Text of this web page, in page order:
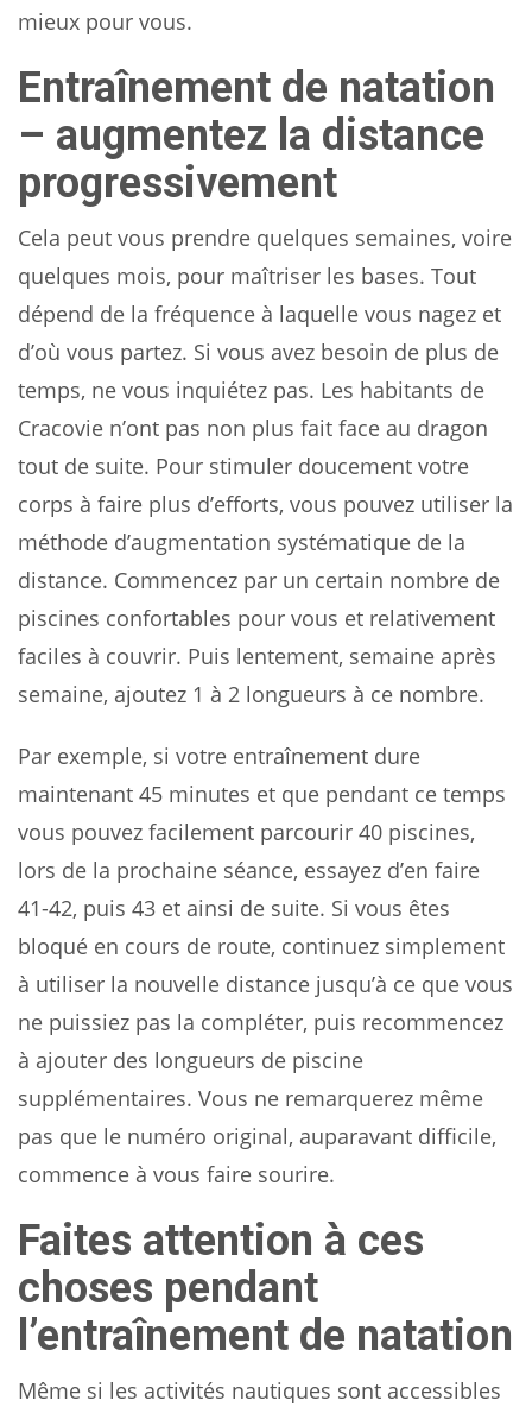
mieux pour vous.
Entraînement de natation
– augmentez la distance
progressivement
Cela peut vous prendre quelques semaines, voire
quelques mois, pour maîtriser les bases. Tout
dépend de la fréquence à laquelle vous nagez et
d’où vous partez. Si vous avez besoin de plus de
temps, ne vous inquiétez pas. Les habitants de
Cracovie n’ont pas non plus fait face au dragon
tout de suite. Pour stimuler doucement votre
corps à faire plus d’efforts, vous pouvez utiliser la
méthode d’augmentation systématique de la
distance. Commencez par un certain nombre de
piscines confortables pour vous et relativement
faciles à couvrir. Puis lentement, semaine après
semaine, ajoutez 1 à 2 longueurs à ce nombre.
Par exemple, si votre entraînement dure
maintenant 45 minutes et que pendant ce temps
vous pouvez facilement parcourir 40 piscines,
lors de la prochaine séance, essayez d’en faire
41-42, puis 43 et ainsi de suite. Si vous êtes
bloqué en cours de route, continuez simplement
à utiliser la nouvelle distance jusqu’à ce que vous
ne puissiez pas la compléter, puis recommencez
à ajouter des longueurs de piscine
supplémentaires. Vous ne remarquerez même
pas que le numéro original, auparavant difficile,
commence à vous faire sourire.
Faites attention à ces
choses pendant
l’entraînement de natation
Même si les activités nautiques sont accessibles